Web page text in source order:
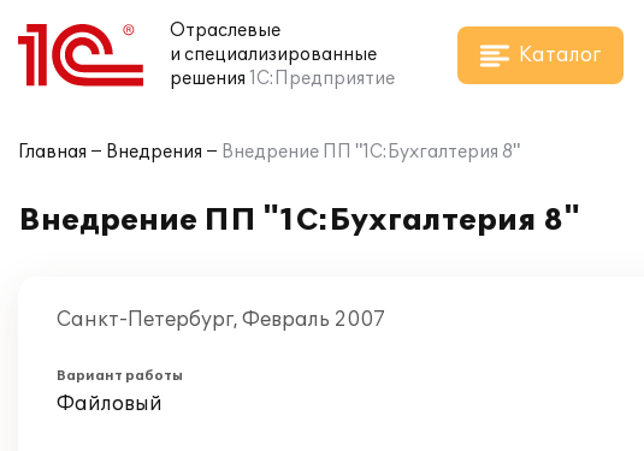
Отраслевые
и специализированные
решения 1С:Предприятие
Каталог
Главная Внедрения Внедрение ПП "1С:Бухгалтерия 8"
Внедрение ПП "1С:Бухгалтерия 8"
Санкт-Петербург, Февраль 2007
Вариант работы
Файловый